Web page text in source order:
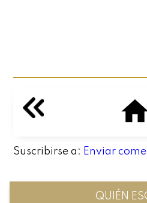
Suscribirse a: Enviar
QUIÉN